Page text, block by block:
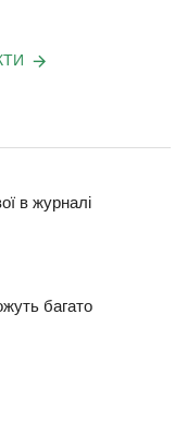
в журналі
багато